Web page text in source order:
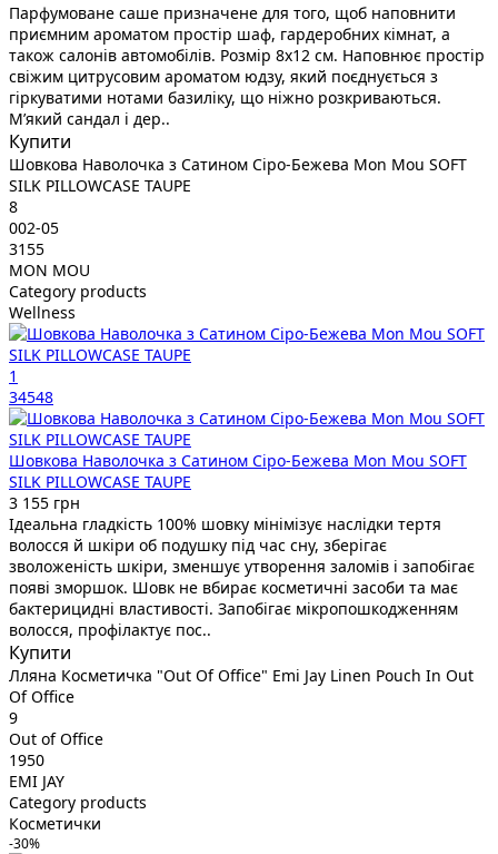
Парфумоване саше призначене для того, щоб наповнити
приємним ароматом простір шаф, гардеробних кімнат, а
також салонів автомобілів. Розмір 8х12 см. Наповнює простір
свіжим цитрусовим ароматом юдзу, який поєднується з
гіркуватими нотами базиліку, що ніжно розкриваються.
М’який сандал і дер..
Купити
Шовкова Наволочка з Сатином Сіро-Бежева Mon Mou SOFT
SILK PILLOWCASE TAUPE
8
002-05
3155
MON MOU
Category products
Wellness
1
34548
Шовкова Наволочка з Сатином Сіро-Бежева Mon Mou SOFT
SILK PILLOWCASE TAUPE
3 155 грн
Ідеальна гладкість 100% шовку мінімізує наслідки тертя
волосся й шкіри об подушку під час сну, зберігає
зволоженість шкіри, зменшує утворення заломів і запобігає
появі зморшок. Шовк не вбирає косметичні засоби та має
бактерицидні властивості. Запобігає мікропошкодженням
волосся, профілактує пос..
Купити
Лляна Косметичка "Out Of Office" Emi Jay Linen Pouch In Out
Of Office
9
Out of Office
1950
EMI JAY
Category products
Косметички
-30%